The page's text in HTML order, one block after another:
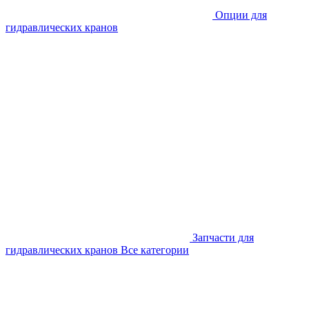
Опции для
гидравлических кранов
Запчасти для
гидравлических кранов Все категории